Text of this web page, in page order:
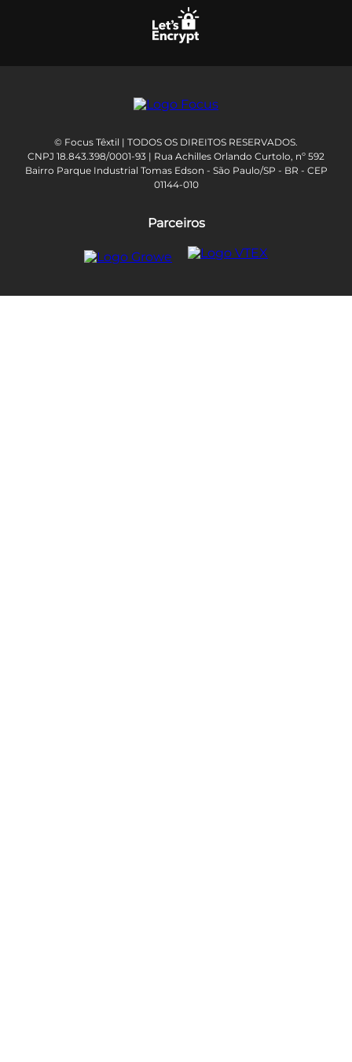
© Focus Têxtil | TODOS OS DIREITOS RESERVADOS.
CNPJ 18.843.398/0001-93 | Rua Achilles Orlando Curtolo, nº 592
Bairro Parque Industrial Tomas Edson - São Paulo/SP - BR - CEP
01144-010
Parceiros